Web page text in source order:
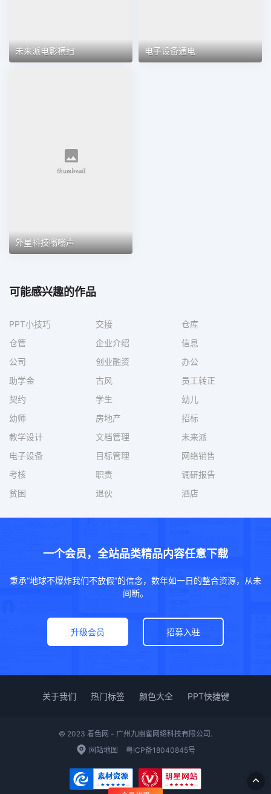
未来派电影横扫 电子设备通电
外星科技嗡嗡声
可能感兴趣的作品
PPT小技巧 交接
仓库
仓管
企业介绍
信息
公司
创业融资
办公
助学金
古风
员工转正
契约
学生
幼儿
幼师
房地产
招标
教学设计
文档管理
未来派
电子设备
目标管理
网络销售
考核
职责
调研报告
贫困
退伙 酒店
一个会员，全站品类精品内容任意下载
秉承“地球不爆炸我们不放假”的信念，数年如一日的整合资源，从未
间断。
升级会员 招募入驻
关于我们 热门标签 颜色大全 PPT快捷键
© 2023 着色网 - 广州九幽雀网络科技有限公司.
网站地图
粤ICP备18040845号